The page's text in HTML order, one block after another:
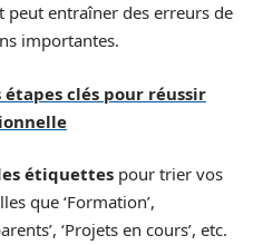
peut entraîner des erreurs de
importantes.
étapes clés pour réussir
étiquettes pour trier vos
que ‘Formation’,
‘Projets en cours’, etc.